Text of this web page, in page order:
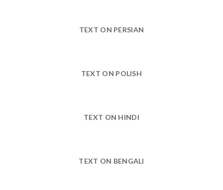
TEXT ON PERSIAN
TEXT ON POLISH
TEXT ON HINDI
TEXT ON BENGALI